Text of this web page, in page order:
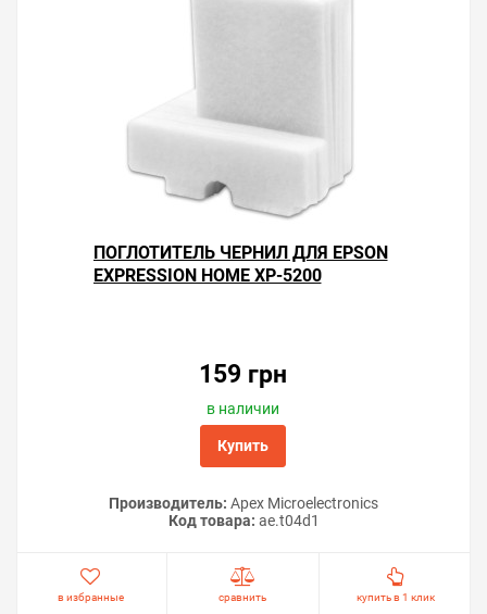
ПОГЛОТИТЕЛЬ ЧЕРНИЛ ДЛЯ EPSON
EXPRESSION HOME XP-5200
159 грн
в наличии
Купить
Производитель: Apex Microelectronics
Код товара: ae.t04d1
в избранные сравнить купить в 1 клик